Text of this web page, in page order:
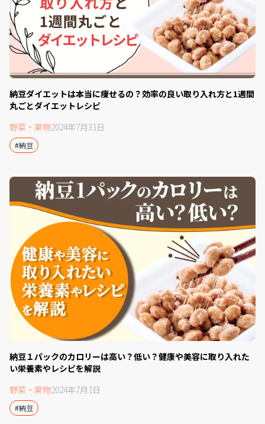
納豆ダイエットは本当に痩せるの？効率の良い取り入れ方と1週間
丸ごとダイエットレシピ
野菜・果物2024年7月31日
#納豆
納豆１パックのカロリーは高い？低い？健康や美容に取り入れた
い栄養素やレシピを解説
野菜・果物2024年7月1日
#納豆